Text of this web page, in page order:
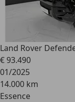
Land Rover
€ 93.490
01/2025
14.000 km
Essence